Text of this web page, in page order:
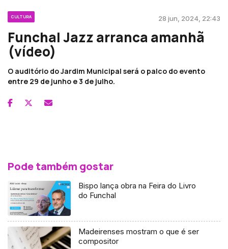
CULTURA 28 jun, 2024, 22:43
Funchal Jazz arranca amanhã
(vídeo)
O auditório do Jardim Municipal será o palco do evento
entre 29 de junho e 3 de julho.
Pode também gostar
Bispo lança obra na Feira do Livro
do Funchal
Madeirenses mostram o que é ser
compositor